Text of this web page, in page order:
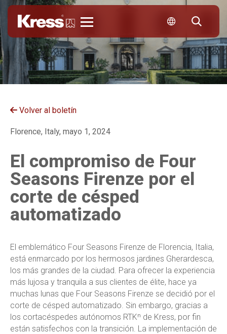
Volver al boletín
Florence, Italy, mayo 1, 2024
El compromiso de Four
Seasons Firenze por el
corte de césped
automatizado
El emblemático Four Seasons Firenze de Florencia, Italia,
está enmarcado por los hermosos jardines Gherardesca,
los más grandes de la ciudad. Para ofrecer la experiencia
más lujosa y tranquila a sus clientes de élite, hace ya
muchas lunas que Four Seasons Firenze se decidió por el
corte de césped automatizado. Sin embargo, gracias a
los cortacéspedes autónomos RTKⁿ de Kress, por fin
están satisfechos con la transición. La implementación de